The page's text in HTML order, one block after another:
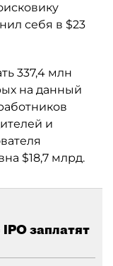
себя в $23
337,4 млн
на данный
и
$18,7 млрд.
заплатят